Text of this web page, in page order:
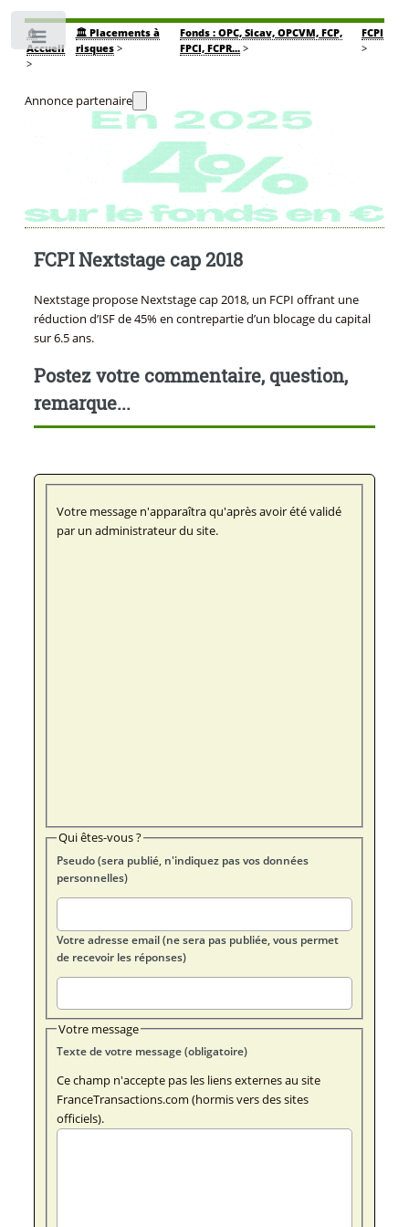
🏠
Accueil
>
🏛️ Placements à
risques>
Fonds : OPC, Sicav, OPCVM, FCP,
FPCI, FCPR... >
FCPI
>
Annonce partenaire
FCPI Nextstage cap 2018
Nextstage propose Nextstage cap 2018, un FCPI offrant une
réduction d’ISF de 45% en contrepartie d’un blocage du capital
sur 6.5 ans.
Postez votre commentaire, question,
remarque...
Votre message n'apparaîtra qu'après avoir été validé
par un administrateur du site.
Qui êtes-vous ?
Pseudo (sera publié, n'indiquez pas vos données
personnelles)
Votre adresse email (ne sera pas publiée, vous permet
de recevoir les réponses)
Votre message
Texte de votre message (obligatoire)
Ce champ n'accepte pas les liens externes au site
FranceTransactions.com (hormis vers des sites
officiels).
Toggle